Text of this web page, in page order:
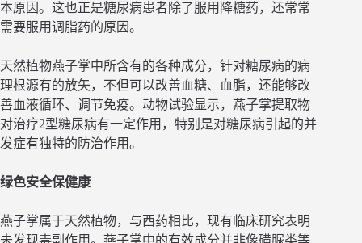
本原因。这也正是糖尿病患者除了服用降糖药，还常常
需要服用调脂药的原因。
天然植物燕子掌中所含有的各种成分，针对糖尿病的病
理根源有的放矢，不但可以改善血糖、血脂，还能够改
善血液循环、调节免疫。动物试验显示，燕子掌提取物
对治疗2型糖尿病有一定作用，特别是对糖尿病引起的并
发症有独特的防治作用。
绿色安全保健康
燕子掌属于天然植物，与西药相比，现有临床研究表明
未发现毒副作用。燕子掌中的有效成分并非像磺脲类等